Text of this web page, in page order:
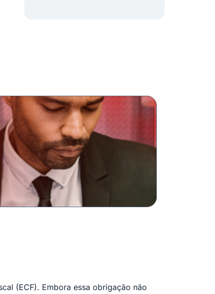
(ECF). Embora essa obrigação não